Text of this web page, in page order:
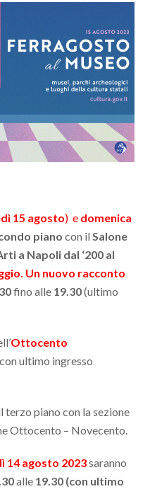
15 agosto) e domenica
piano con ilSalone
a Napoli dal ‘200 al
Un nuovo racconto
fino alle 19.30(ultimo
Ottocento
con ultimo ingresso
terzo piano con la sezione
Ottocento – Novecento.
14 agosto 2023saranno
alle 19.30 (con ultimo